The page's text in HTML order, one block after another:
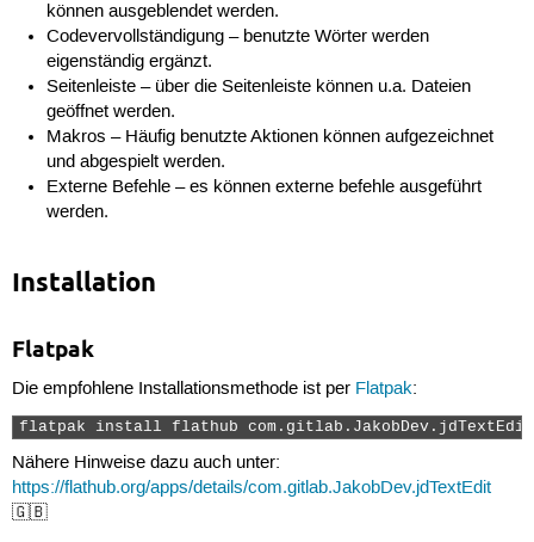
können ausgeblendet werden.
Codevervollständigung – benutzte Wörter werden
eigenständig ergänzt.
Seitenleiste – über die Seitenleiste können u.a. Dateien
geöffnet werden.
Makros – Häufig benutzte Aktionen können aufgezeichnet
und abgespielt werden.
Externe Befehle – es können externe befehle ausgeführt
werden.
Installation
Flatpak
Die empfohlene Installationsmethode ist per Flatpak:
flatpak install flathub
Nähere Hinweise dazu auch unter:
https://flathub.org/apps/details/com.gitlab.JakobDev.jdTextEdit
🇬🇧